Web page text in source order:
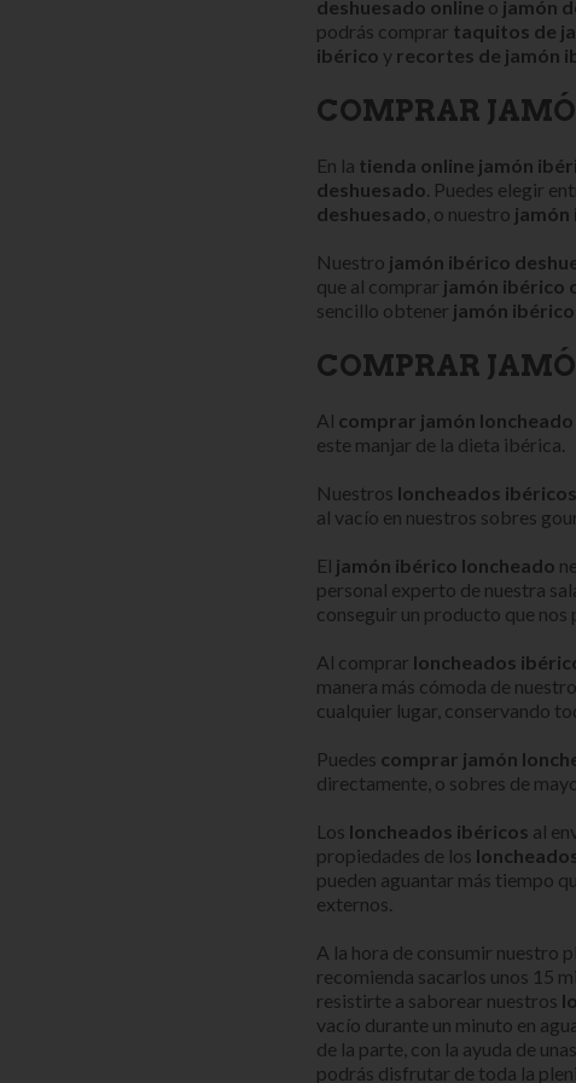
deshuesado online o jamón
podrás comprar taquitos de
ibérico y recortes de jamón
COMPRAR
En la tienda online jamón
deshuesado. Puedes elegir
deshuesado , o nuestro jamón
Nuestro jamón ibérico
que al comprar jamón ibérico
sencillo obtener jamón
COMPRAR
Al comprar jamón
este manjar de la dieta ibérica.
Nuestros loncheados ibéricos
al vacío en nuestros sobres
El jamón ibérico loncheado
personal experto de nuestra
conseguir un producto que
Al comprar loncheados
manera más cómoda de
cualquier lugar, conservando
Puedes comprar jamón
directamente, o sobres de
Los loncheados ibéricos al
propiedades de los
pueden aguantar más tiempo
externos.
A la hora de consumir nuestro
recomienda sacarlos unos 15
resistirte a saborear nuestros
vacío durante un minuto en
de la parte, con la ayuda de
podrás disfrutar de toda la